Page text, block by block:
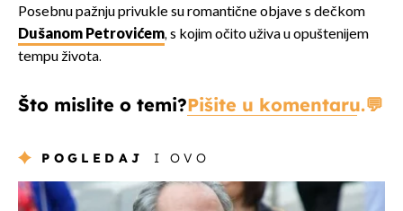
Posebnu pažnju privukle su romantične objave s dečkom
Dušanom Petrovićem, s kojim očito uživa u opuštenijem
tempu života.
Što mislite o temi?Pišite u komentaru.
POGLEDAJ I OVO